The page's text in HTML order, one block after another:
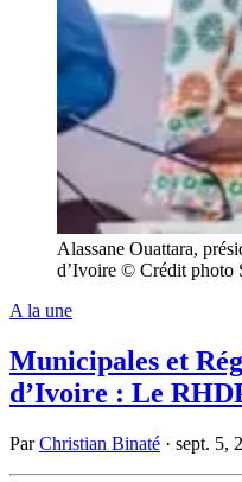
Alassane Ouattara,
d’Ivoire © Crédit photo
A la une
Municipales et
d’Ivoire : Le
ParChristian Binaté · sept. 5,